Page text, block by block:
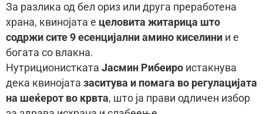
За разлика од бел ориз или друга преработена
храна, квинојата е целовита житарица што
содржи сите 9 есенцијални амино киселини и е
богата со влакна.
Нутриционистката Јасмин Рибеиро истакнува
дека квинојата заситува и помага во регулацијата
на шеќерот во крвта, што ја прави одличен избор